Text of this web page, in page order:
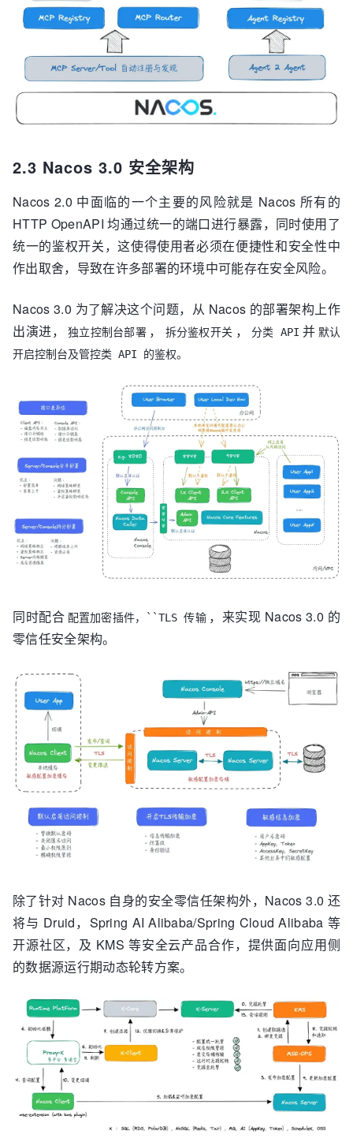
2.3 Nacos 3.0 安全架构
Nacos 2.0 中面临的一个主要的风险就是 Nacos 所有的
HTTP OpenAPI 均通过统一的端口进行暴露，同时使用了
统一的鉴权开关，这使得使用者必须在便捷性和安全性中
作出取舍，导致在许多部署的环境中可能存在安全风险。
Nacos 3.0 为了解决这个问题，从 Nacos 的部署架构上作
出演进，
独立控制台部署 ， 拆分鉴权开关 ， 分类 API 并 默认
开启控制台及管控类 API 的鉴权。
同时配合 配置加密插件，``TLS 传输 ，来实现 Nacos 3.0 的
零信任安全架构。
除了针对 Nacos 自身的安全零信任架构外，Nacos 3.0 还
将与 Druid，Spring AI Alibaba/Spring Cloud Alibaba 等
开源社区，及 KMS 等安全云产品合作，提供面向应用侧
的数据源运行期动态轮转方案。